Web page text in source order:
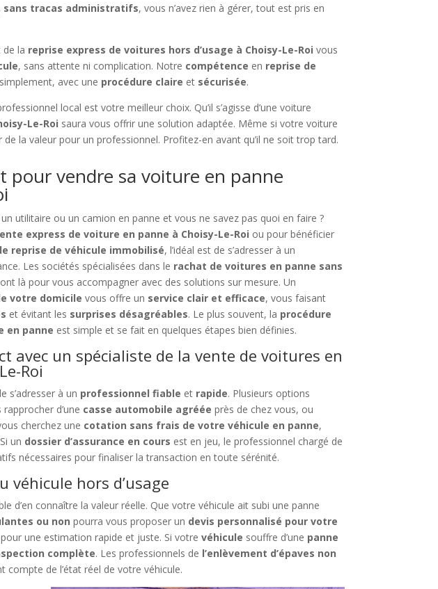
sans tracas administratifs, vous n’avez rien à gérer, tout est pris en
de la reprise express de voitures hors d’usage à Choisy-Le-Roi vous
, sans attente ni complication. Notre compétence en reprise de
simplement, avec une procédure claire et sécurisée.
local est votre meilleur choix. Qu’il s’agisse d’une voiture
Le-Roi saura vous offrir une solution adaptée. Même si votre voiture
la valeur pour un professionnel. Profitez-en avant qu’il ne soit trop tard.
pour vendre sa voiture en panne
utilitaire ou un camion en panne et vous ne savez pas quoi en faire ?
express de voiture en panne à Choisy-Le-Roi ou pour bénéficier
reprise de véhicule immobilisé, l’idéal est de s’adresser à un
Les sociétés spécialisées dans le rachat de voitures en panne sans
là pour vous accompagner avec des solutions sur mesure. Un
votre domicile vous offre un service clair et efficace, vous faisant
et évitant les surprises désagréables. Le plus souvent, la procédure
en panne est simple et se fait en quelques étapes bien définies.
avec un spécialiste de la vente de voitures en
Roi
s’adresser à un professionnel fiable et rapide. Plusieurs options
rapprocher d’une casse automobile agréée près de chez vous, ou
cherchez une cotation sans frais de votre véhicule en panne,
un dossier d’assurance en cours est en jeu, le professionnel chargé de
nécessaires pour finaliser la transaction en toute sérénité.
véhicule hors d’usage
d’en connaître la valeur réelle. Que votre véhicule ait subi une panne
ou non pourra vous proposer un devis personnalisé pour votre
pour une estimation rapide et juste. Si votrevéhicule souffre d’une panne
complète. Les professionnels de l’enlèvement d’épaves non
de l’état réel de votre véhicule.